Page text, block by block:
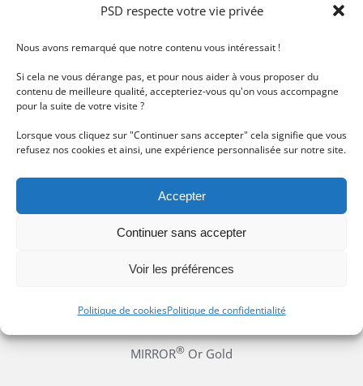
PSD respecte votre vie privée
Nous avons remarqué que notre contenu vous intéressait !
Si cela ne vous dérange pas, et pour nous aider à vous proposer du
contenu de meilleure qualité, accepteriez-vous qu'on vous accompagne
pour la suite de votre visite ?
Lorsque vous cliquez sur "Continuer sans accepter" cela signifie que vous
refusez nos cookies et ainsi, une expérience personnalisée sur notre site.
Accepter
Continuer sans accepter
Voir les préférences
Politique de cookiesPolitique de confidentialité
MIRROR Argent Silver
MIRROR® Or Gold